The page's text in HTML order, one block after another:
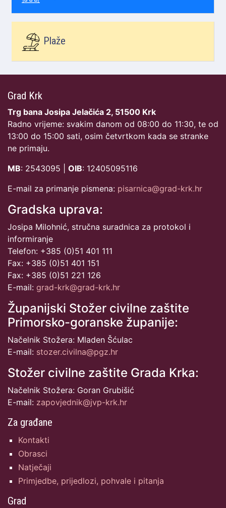
Plaže
Grad Krk
Trg bana Josipa Jelačića 2, 51500 Krk
Radno vrijeme: svakim danom od 08:00 do 11:30, te od
13:00 do 15:00 sati, osim četvrtkom kada se stranke
ne primaju.
MB: 2543095 | OIB: 12405095116
E-mail za primanje pismena: pisarnica@grad-krk.hr
Gradska uprava:
Josipa Milohnić, stručna suradnica za protokol i
informiranje
Telefon: +385 (0)51 401 111
Fax: +385 (0)51 401 151
Fax: +385 (0)51 221 126
E-mail: grad-krk@grad-krk.hr
Županijski Stožer civilne zaštite
Primorsko-goranske županije:
Načelnik Stožera: Mladen Šćulac
E-mail: stozer.civilna@pgz.hr
Stožer civilne zaštite Grada Krka:
Načelnik Stožera: Goran Grubišić
E-mail: zapovjednik@jvp-krk.hr
Za građane
Kontakti
Obrasci
Natječaji
Primjedbe, prijedlozi, pohvale i pitanja
Grad